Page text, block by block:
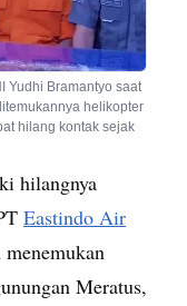
Yudhi Bramantyo saat
helikopter
hilang kontak sejak
hilangnya
Eastindo Air
Meratus,